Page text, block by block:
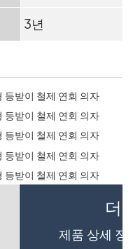
3년
더
제품 상세 정